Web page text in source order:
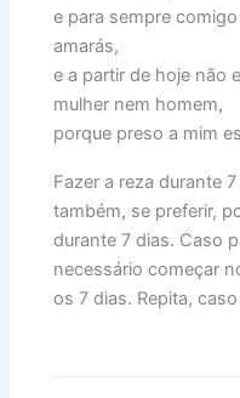
e para sempre
amarás,
e a partir de hoje não
mulher nem homem,
porque preso a mim
Fazer a reza durante
também, se preferir,
durante 7 dias. Caso
necessário começar
os 7 dias. Repita,